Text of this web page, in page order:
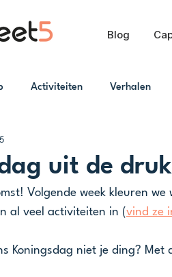
Blog
Activiteiten Verhalen
uit de
Volgende week kleuren
al veel activiteiten in (vind ze
Koningsdag niet je ding?